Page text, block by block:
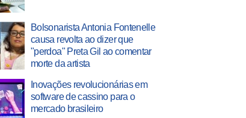
Bolsonarista Antonia Fontenelle
causa revolta ao dizer que
"perdoa" Preta Gil ao comentar
morte da artista
Inovações revolucionárias em
software de cassino para o
mercado brasileiro